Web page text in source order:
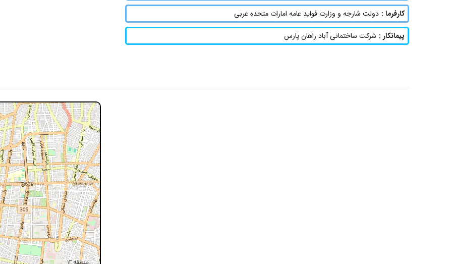
کارفرما : دولت شارجه و وزارت فواید عامه امارات متحده عربی
پیمانکار : شرکت ساختمانی آباد راهان پارس